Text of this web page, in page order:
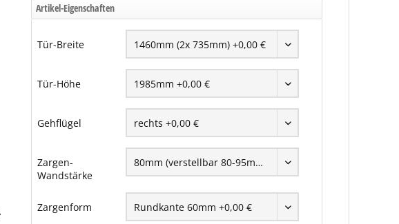
Artikel-Eigenschaften
Tür-Breite
Tür-Höhe
Gehflügel
Zargen-
Wandstärke
Zargenform